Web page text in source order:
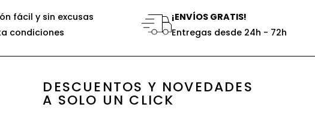
fácil y sin excusas
condiciones
¡ENVÍOS GRATIS!
Entregas desde 24h - 72h
DESCUENTOS Y NOVEDADES
A SOLO UN CLICK